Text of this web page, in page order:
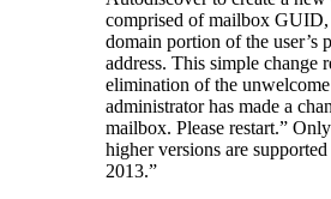
comprised of mailbox
domain portion of the user’s
address. This simple change
elimination of the
administrator has made a
mailbox. Please restart.”
higher versions are
2013.”